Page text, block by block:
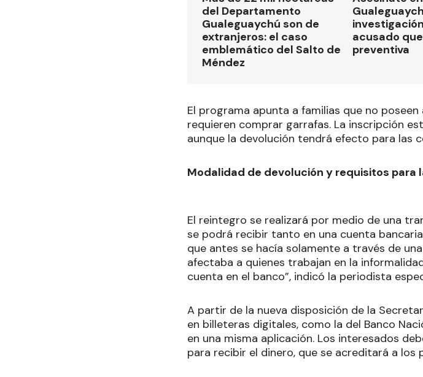
del Departamento
Gualeguaychú son de
extranjeros: el caso
emblemático del Salto de
Méndez
acusado
preventiva
El programa apunta a familias que no
requieren comprar garrafas. La inscripción
aunque la devolución tendrá efecto para las
Modalidad de devolución y requisitos para
El reintegro se realizará por medio de una
se podrá recibir tanto en una cuenta
que antes se hacía solamente a través de
afectaba a quienes trabajan en la
cuenta en el banco”, indicó la periodista
A partir de la nueva disposición de la
en billeteras digitales, como la del Banco
en una misma aplicación. Los interesados
para recibir el dinero, que se acreditará a